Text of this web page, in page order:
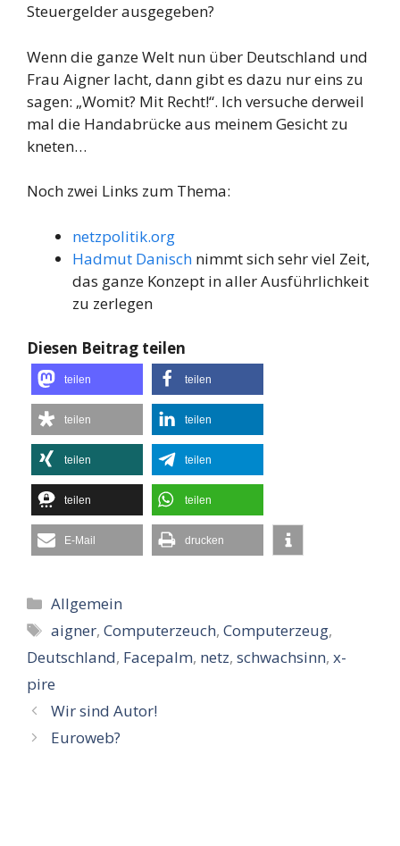
Steuergelder ausgegeben?
Wenn die ganze Welt nun über Deutschland und
Frau Aigner lacht, dann gibt es dazu nur eins zu
sagen: „Womit? Mit Recht!“. Ich versuche derweil
mal die Handabrücke aus meinem Gesicht zu
kneten…
Noch zwei Links zum Thema:
netzpolitik.org
Hadmut Danisch nimmt sich sehr viel Zeit,
das ganze Konzept in aller Ausführlichkeit
zu zerlegen
Diesen Beitrag teilen
teilen teilen
teilen teilen
teilen teilen
teilen teilen
E-Mail drucken
Kategorien
Allgemein
Schlagwörter
aigner,Computerzeuch,Computerzeug,
Deutschland, Facepalm, netz, schwachsinn, x-
pire
Wir sind Autor!
Euroweb?